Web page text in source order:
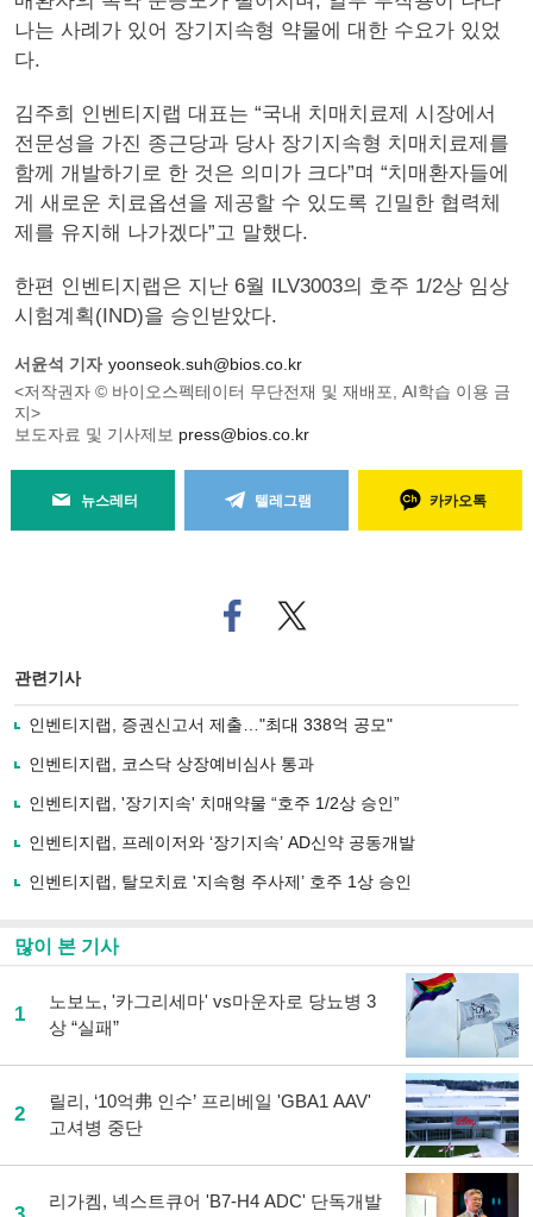
나는 사례가 있어 장기지속형 약물에 대한 수요가 있었
다.
김주희 인벤티지랩 대표는 “국내 치매치료제 시장에서
전문성을 가진 종근당과 당사 장기지속형 치매치료제를
함께 개발하기로 한 것은 의미가 크다”며 “치매환자들에
게 새로운 치료옵션을 제공할 수 있도록 긴밀한 협력체
제를 유지해 나가겠다”고 말했다.
한편 인벤티지랩은 지난 6월 ILV3003의 호주 1/2상 임상
시험계획(IND)을 승인받았다.
서윤석 기자 yoonseok.suh@bios.co.kr
<저작권자 © 바이오스펙테이터 무단전재 및 재배포, AI학습 이용 금
지>
보도자료 및 기사제보 press@bios.co.kr
뉴스레터 텔레그램 카카오톡
페
이
로
기
사
유
기
트위
터로
관련기사
인벤티지랩, 증권신고서 제출…"최대 338억 공모"
인벤티지랩, 코스닥 상장예비심사 통과
인벤티지랩, '장기지속' 치매약물 “호주 1/2상 승인”
인벤티지랩, 프레이저와 ‘장기지속’ AD신약 공동개발
인벤티지랩, 탈모치료 '지속형 주사제’ 호주 1상 승인
많이 본 기사
1
노보노, '카그리세마' vs마운자로 당뇨병 3
상 “실패”
2
릴리, ‘10억弗 인수’ 프리베일 'GBA1 AAV'
고셔병 중단
리가켐, 넥스트큐어 'B7-H4 ADC' 단독개발